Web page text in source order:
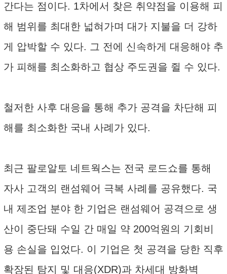
간다는 점이다. 1차에서 찾은 취약점을 이용해 피
해 범위를 최대한 넓혀가며 대가 지불을 더 강하
게 압박할 수 있다. 그 전에 신속하게 대응해야 추
가 피해를 최소화하고 협상 주도권을 쥘 수 있다.
철저한 사후 대응을 통해 추가 공격을 차단해 피
해를 최소화한 국내 사례가 있다.
최근 팔로알토 네트웍스는 전국 로드쇼를 통해
자사 고객의 랜섬웨어 극복 사례를 공유했다. 국
내 제조업 분야 한 기업은 랜섬웨어 공격으로 생
산이 중단돼 수일 간 매일 약 200억원의 기회비
용 손실을 입었다. 이 기업은 첫 공격을 당한 직후
확장된 탐지 및 대응(XDR)과 차세대 방화벽